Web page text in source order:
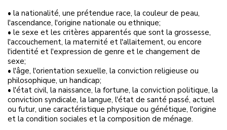
• la nationalité, une prétendue race, la couleur de peau,
l'ascendance, l'origine nationale ou ethnique;
• le sexe et les critères apparentés que sont la grossesse,
l'accouchement, la maternité et l'allaitement, ou encore
l'identité et l'expression de genre et le changement de
sexe;
• l'âge, l'orientation sexuelle, la conviction religieuse ou
philosophique, un handicap;
• l'état civil, la naissance, la fortune, la conviction politique, la
conviction syndicale, la langue, l'état de santé passé, actuel
ou futur, une caractéristique physique ou génétique, l'origine
et la condition sociales et la composition de ménage.